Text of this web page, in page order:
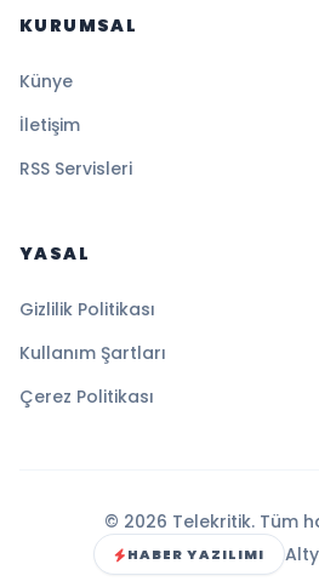
KURUMSAL
Künye
İletişim
RSS Servisleri
YASAL
Gizlilik Politikası
Kullanım Şartları
Çerez Politikası
© 2026 Telekritik. Tüm
HABER YAZILIMI